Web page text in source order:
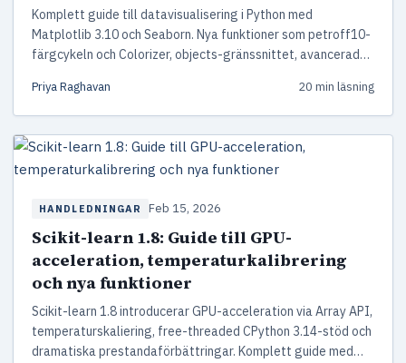
Komplett guide till datavisualisering i Python med
Matplotlib 3.10 och Seaborn. Nya funktioner som petroff10-
färgcykeln och Colorizer, objects-gränssnittet, avancerade
datakommunikation.
Priya Raghavan 20 min läsning
HANDLEDNINGAR Feb 15, 2026
Scikit-learn 1.8: Guide till GPU-
acceleration, temperaturkalibrering
och nya funktioner
Scikit-learn 1.8 introducerar GPU-acceleration via Array API,
temperaturskaliering, free-threaded CPython 3.14-stöd och
dramatiska prestandaförbättringar. Komplett guide med